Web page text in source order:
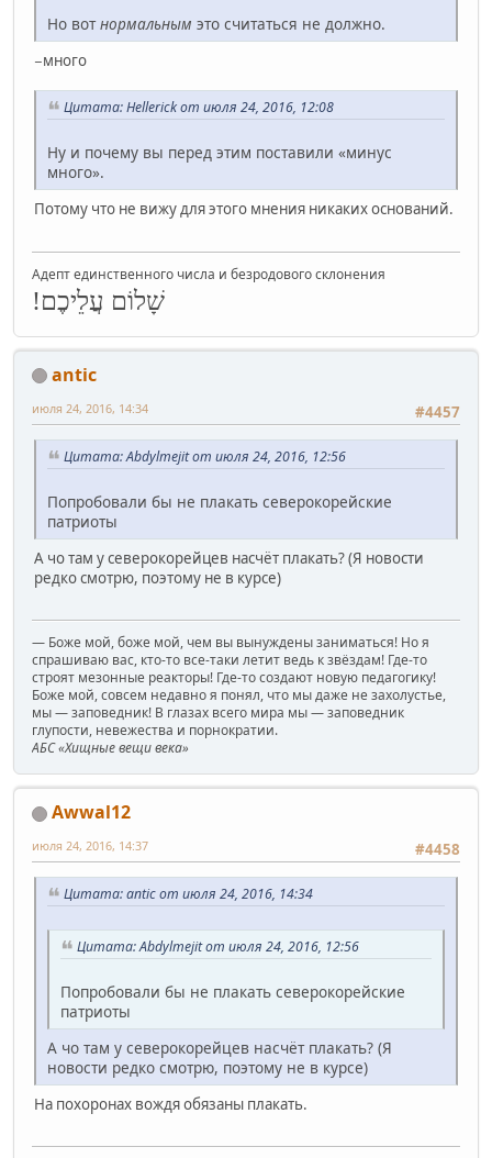
Но вотнормальным это считаться не должно.
−много
Цитата: Hellerick от июля 24, 2016, 12:08
Ну и почему вы перед этим поставили «минус
много».
Потому что не вижу для этого мнения никаких оснований.
Адепт единственного числа и безродового склонения
שָׁלוֹם עֲלֵיכֶם!
antic
#4457
июля 24, 2016, 14:34
Цитата: Abdylmejit от июля 24, 2016, 12:56
Попробовали бы не плакать северокорейские
патриоты
А чо там у северокорейцев насчёт плакать? (Я новости
редко смотрю, поэтому не в курсе)
— Боже мой, боже мой, чем вы вынуждены заниматься! Но я
спрашиваю вас, кто-то все-таки летит ведь к звёздам! Где-то
строят мезонные реакторы! Где-то создают новую педагогику!
Боже мой, совсем недавно я понял, что мы даже не захолустье,
мы — заповедник! В глазах всего мира мы — заповедник
глупости, невежества и порнократии.
АБС «Хищные вещи века»
Awwal12
#4458
июля 24, 2016, 14:37
Цитата: antic от июля 24, 2016, 14:34
Цитата: Abdylmejit от июля 24, 2016, 12:56
Попробовали бы не плакать северокорейские
патриоты
А чо там у северокорейцев насчёт плакать? (Я
новости редко смотрю, поэтому не в курсе)
На похоронах вождя обязаны плакать.